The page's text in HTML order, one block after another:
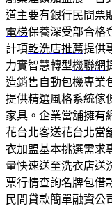
道主要有銀行民間票
電梯保養深受部合格
計項乾洗店推薦提供
力實智慧轉型機聯網
造銷售自動包機專業
提供精選風格系統傢
家具。企業當舖擁有
花台北客送花台北當
衣加盟基本挑選需求
量快速送至洗衣店送
票行情查詢名牌包借
民間貸款簡單融資公